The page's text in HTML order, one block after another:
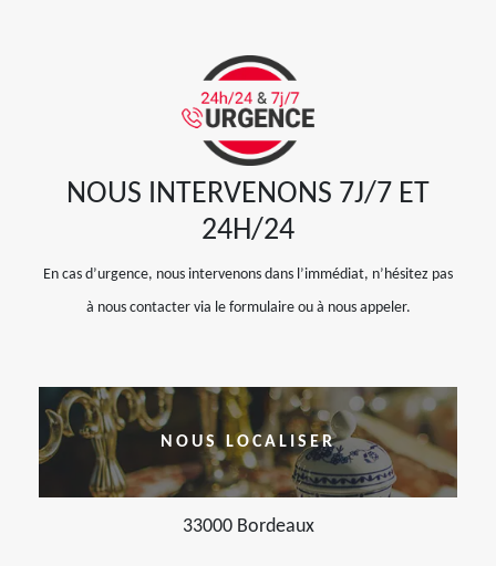
NOUS INTERVENONS 7J/7 ET
24H/24
En cas d’urgence, nous intervenons dans l’immédiat, n’hésitez pas
à nous contacter via le formulaire ou à nous appeler.
NOUS LOCALISER
33000 Bordeaux